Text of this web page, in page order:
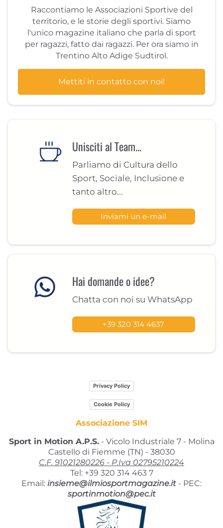
Raccontiamo le Associazioni Sportive del
territorio, e le storie degli sportivi. Siamo
l'unico magazine italiano che parla di sport
per ragazzi, fatto dai ragazzi. Per ora siamo in
Trentino Alto Adige Sudtirol.
Mettiti in contatto con noi!
Unisciti al Team...
Parliamo di Cultura dello
Sport, Sociale, Inclusione e
tanto altro...
Inviami un e-mail
Hai domande o idee?
Chatta con noi su WhatsApp
+39 320 314 4637
Sport in Motion A.P.S.- Vicolo Industriale 7 - Molina
Castello di Fiemme (TN) - 38030
C.F. 91021280226 - P.Iva 02795210224
Tel: +39 320 314 463 7
Email: insieme@ilmiosportmagazine.it - PEC:
sportinmotion@pec.it
Privacy Policy
Cookie Policy
Associazione SIM